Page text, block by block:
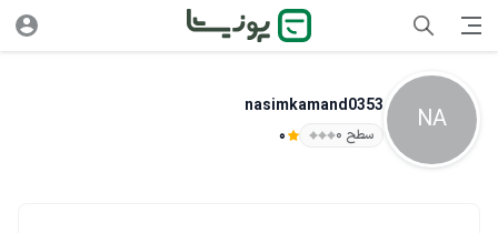
NA
nasimkamand0353
سطح ۰ 0